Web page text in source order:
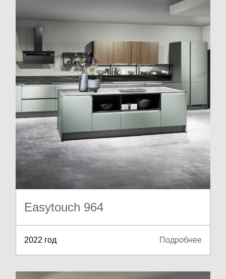
Easytouch 964
2022 год Подробнее